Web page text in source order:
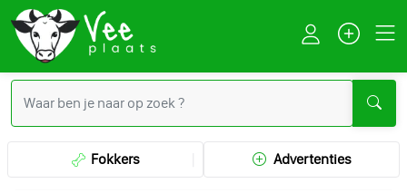
Fokkers Advertenties